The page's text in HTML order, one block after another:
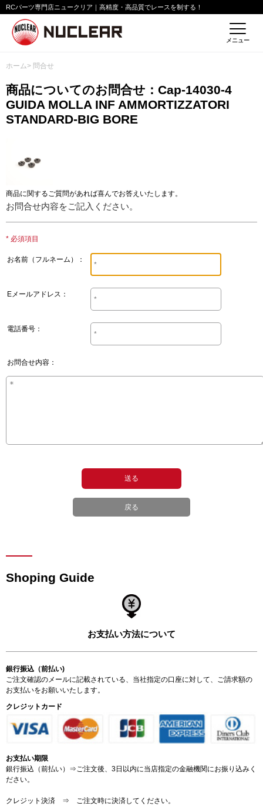
RCパーツ専門店ニュークリア｜高精度・高品質でレースを制する！
メニュー
ホーム> 問合せ
商品についてのお問合せ：Cap-14030-4
GUIDA MOLLA INF AMMORTIZZATORI
STANDARD-BIG BORE
商品に関するご質問があれば喜んでお答えいたします。
お問合せ内容をご記入ください。
* 必須項目
お名前（フルネーム）：
Eメールアドレス：
電話番号：
お問合せ内容：
戻る
Shoping Guide
お支払い方法について
銀行振込（前払い)
ご注文確認のメールに記載されている、当社指定の口座に対して、ご請求額の
お支払いをお願いいたします。
クレジットカード
お支払い期限
銀行振込（前払い）⇒ご注文後、3日以内に当店指定の金融機関にお振り込みく
ださい。
クレジット決済 ⇒ ご注文時に決済してください。